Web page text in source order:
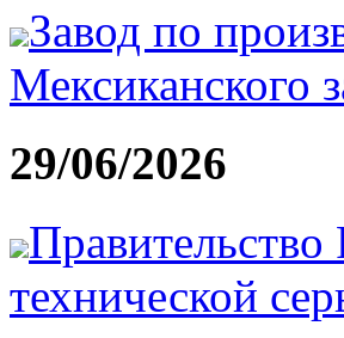
Завод по
Мексиканского
29/06/2026
технической